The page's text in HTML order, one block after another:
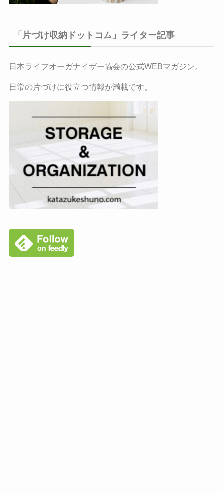
「片づけ収納ドットコム」ライター記事
日本ライフオーガナイザー協会の公式WEBマガジン。
日常の片づけに役立つ情報が満載です。